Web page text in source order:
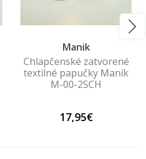
Manik
Chlapčenské zatvorené
textilné papučky Maník
M-00-2SCH
17,95€